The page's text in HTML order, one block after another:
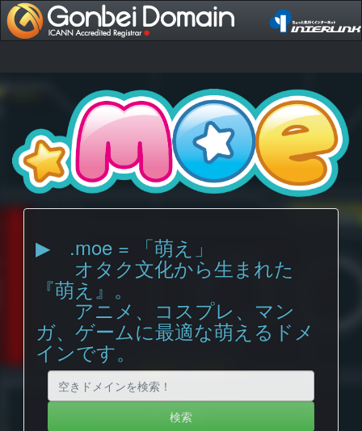
▶ .moe = 「萌え」
オタク文化から生まれた
『萌え』。
アニメ、コスプレ、マン
ガ、ゲームに最適な萌えるドメ
インです。
検索